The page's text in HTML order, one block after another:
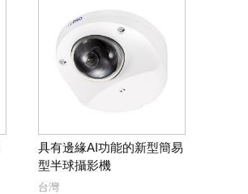
具有邊緣AI功能的新型簡易
型半球攝影機
台灣